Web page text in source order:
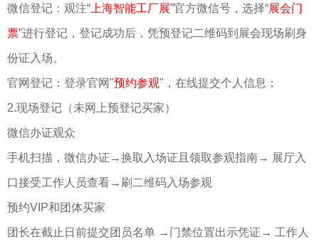
微信登记：观注“ 上海智能工厂展”官方微信号，选择“展会门
票”进行登记，登记成功后，凭预登记二维码到展会现场刷身
份证入场。
官网登记：登录官网"预约参观"，在线提交个人信息；
2.现场登记（未网上预登记买家）
微信办证观众
手机扫描，微信办证→换取入场证且领取参观指南→ 展厅入
口接受工作人员查看→刷二维码入场参观
预约VIP和团体买家
团长在截止日前提交团员名单 →门禁位置出示凭证→ 工作人